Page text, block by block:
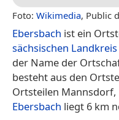
Foto: Wikimedia, Public
Ebersbach ist ein
sächsischen
der Name der
besteht aus den
Ortsteilen
Ebersbach liegt 6 km